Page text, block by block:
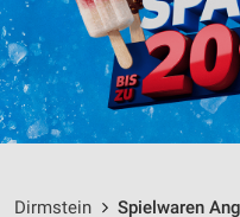
Dirmstein Spielwaren